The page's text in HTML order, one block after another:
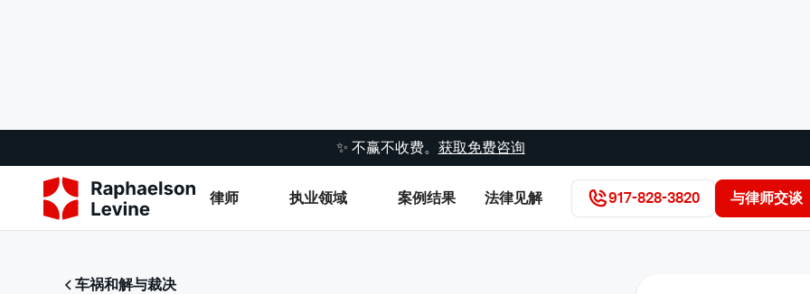
✨ 不赢不收费。 获取免费咨询
律师 执业领域 案例结果 法律见解 917-828-3820 与律师交谈
车祸和解与裁决